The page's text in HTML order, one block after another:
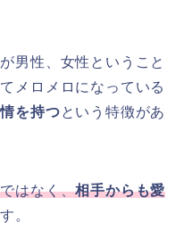
男性、女性ということ
メロメロになっている
を持つという特徴があ
はなく、相手からも愛
。